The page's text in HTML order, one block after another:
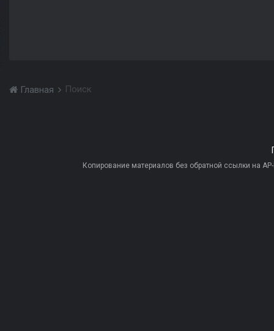
Главная Поиск
Копирование материалов без обратной ссылки на